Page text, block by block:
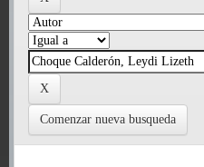
Comenzar nueva busqueda